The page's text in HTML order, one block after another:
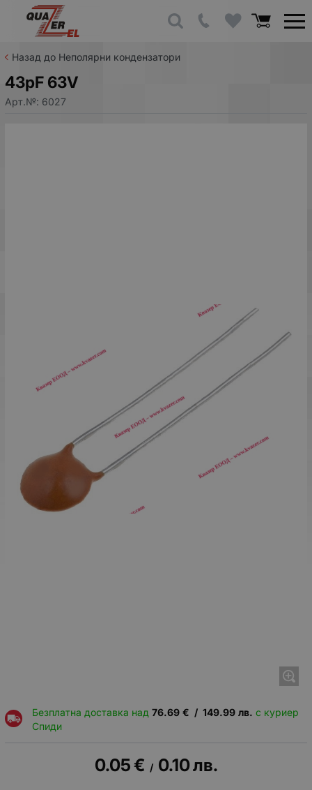
Назад до Неполярни кондензатори
43pF 63V
Арт.№: 6027
Безплатна доставка над 76.69 € / 149.99 лв. с куриер
Спиди
0.05€ / 0.10лв.